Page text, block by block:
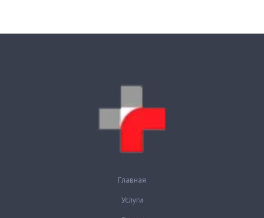
Главная
Услуги